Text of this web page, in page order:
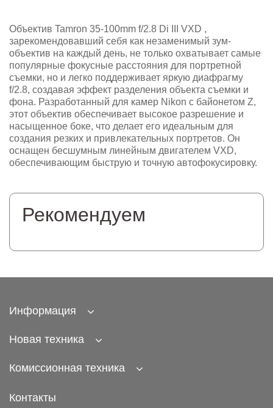
Объектив Tamron 35-100mm f/2.8 Di III VXD ,
зарекомендовавший себя как незаменимый зум-
объектив на каждый день, не только охватывает самые
популярные фокусные расстояния для портретной
съемки, но и легко поддерживает яркую диафрагму
f/2.8, создавая эффект разделения объекта съемки и
фона. Разработанный для камер Nikon с байонетом Z,
этот объектив обеспечивает высокое разрешение и
насыщенное боке, что делает его идеальным для
создания резких и привлекательных портретов. Он
оснащен бесшумным линейным двигателем VXD,
обеспечивающим быструю и точную автофокусировку.
Рекомендуем
Информация
Новая техника
Комиссионная техника
Контакты